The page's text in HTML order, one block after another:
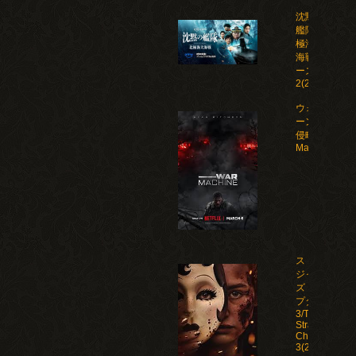
沈黙の
艦隊 北
極海大
海戦 シ
ーズン
2(2026)
ウォー・マシ
ーン: 未知な
侵略者/War
ストレン
ジャー
ズ：チャ
プター
3/The
Strangers:
Chapter
3(2026)